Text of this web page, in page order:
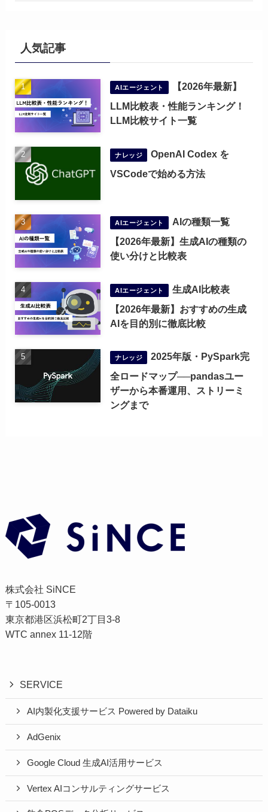
人気記事
AIエージェント
【2026年最新】
LLM比較表・性能ランキング！
LLM比較サイト一覧
ナレッジ
OpenAI Codex を
VSCodeで始める方法
AIエージェント
AIの種類一覧
【2026年最新】生成AIの種類の
使い分けと比較表
AIエージェント
生成AI比較表
【2026年最新】おすすめの生成
AIを目的別に徹底比較
ナレッジ
2025年版・PySpark完
全ロードマップ──pandasユー
ザーから本番運用、ストリーミ
ングまで
株式会社 SiNCE
〒105-0013
東京都港区浜松町2丁目3-8
WTC annex 11-12階
SERVICE
AI内製化支援サービス Powered by Dataiku
AdGenix
Google Cloud 生成AI活用サービス
Vertex AIコンサルティングサービス